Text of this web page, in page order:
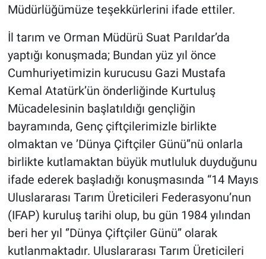
Müdürlüğümüze teşekkürlerini ifade ettiler.
İl tarım ve Orman Müdürü Suat Parıldar’da
yaptığı konuşmada; Bundan yüz yıl önce
Cumhuriyetimizin kurucusu Gazi Mustafa
Kemal Atatürk’ün önderliğinde Kurtuluş
Mücadelesinin başlatıldığı gençliğin
bayramında, Genç çiftçilerimizle birlikte
olmaktan ve ’Dünya Çiftçiler Günü’’nü onlarla
birlikte kutlamaktan büyük mutluluk duyduğunu
ifade ederek başladığı konuşmasında “14 Mayıs
Uluslararası Tarım Üreticileri Federasyonu’nun
(IFAP) kuruluş tarihi olup, bu gün 1984 yılından
beri her yıl ‘’Dünya Çiftçiler Günü’’ olarak
kutlanmaktadır. Uluslararası Tarım Üreticileri